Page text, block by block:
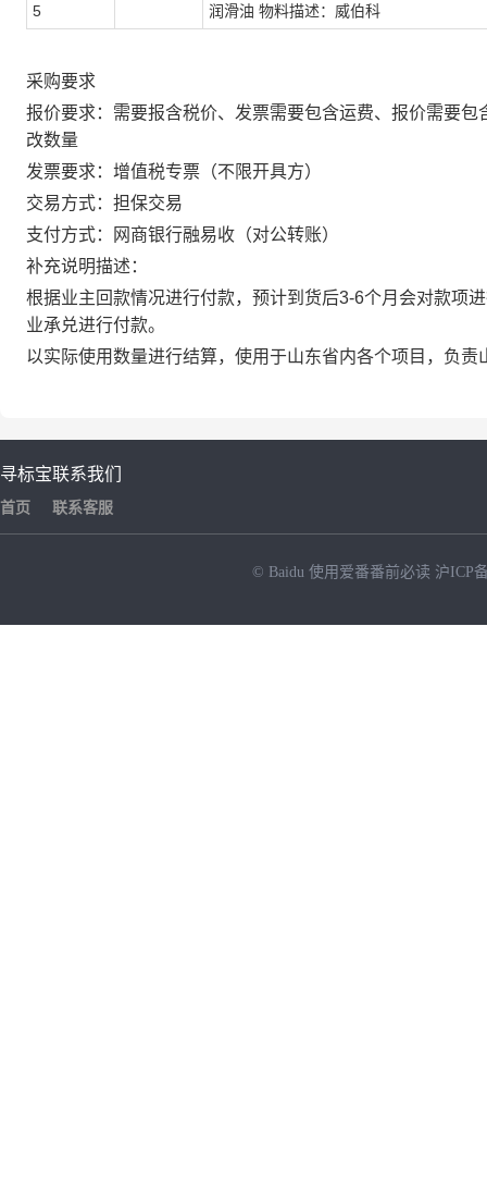
5 润滑油 物料描述：威伯科
采购要求
报价要求：需要报含税价、发票需要包含运费、报价需要
改数量
发票要求：增值税专票（不限开具方）
交易方式：担保交易
支付方式：网商银行融易收（对公转账）
补充说明描述：
根据业主回款情况进行付款，预计到货后3-6个月会对款项
业承兑进行付款。
以实际使用数量进行结算，使用于山东省内各个项目，负责
寻标宝
首页
联系我们
联系客服
© Baidu 使用爱番番前必读 沪ICP